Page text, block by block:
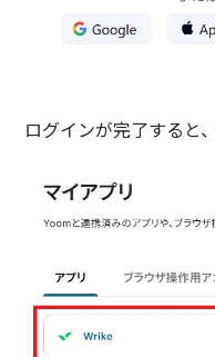
ログインが完了すると